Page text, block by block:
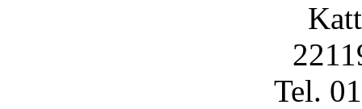
Tel.